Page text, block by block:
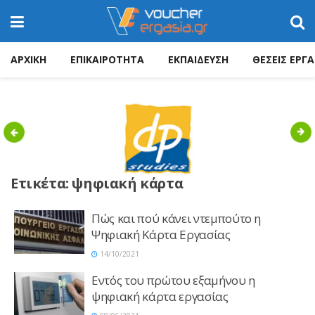
ΑΡΧΙΚΗ ΕΠΙΚΑΙΡΟΤΗΤΑ ΕΚΠΑΙΔΕΥΣΗ ΘΕΣΕΙΣ
Previous
Ετικέτα: ψηφιακή κάρτα
Πώς και πού κάνει ντεμπούτο η
Ψηφιακή Κάρτα Εργασίας
14/10/2021
Εντός του πρώτου εξαμήνου η
ψηφιακή κάρτα εργασίας